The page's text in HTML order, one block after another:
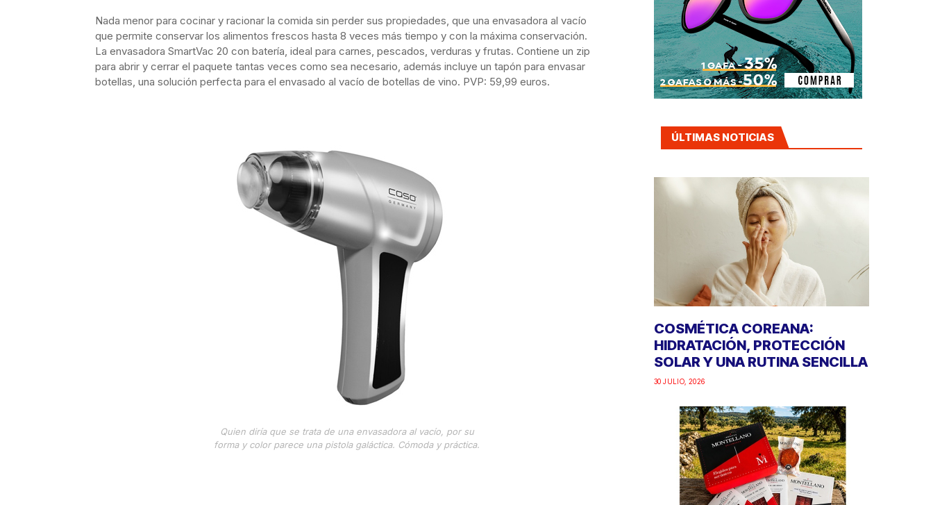
Nada menor para cocinar y racionar la comida sin perder sus propiedades, que una envasadora al vacío
que permite conservar los alimentos frescos hasta 8 veces más tiempo y con la máxima conservación.
La envasadora SmartVac 20 con batería, ideal para carnes, pescados, verduras y frutas. Contiene un zip
para abrir y cerrar el paquete tantas veces como sea necesario, además incluye un tapón para envasar
botellas, una solución perfecta para el envasado al vacío de botellas de vino. PVP: 59,99 euros.
Quien diría que se trata de una envasadora al vacío, por su
forma y color parece una pistola galáctica. Cómoda y práctica.
ÚLTIMAS NOTICIAS
COSMÉTICA COREANA:
HIDRATACIÓN, PROTECCIÓN
SOLAR Y UNA RUTINA SENCILLA
30 JULIO, 2026